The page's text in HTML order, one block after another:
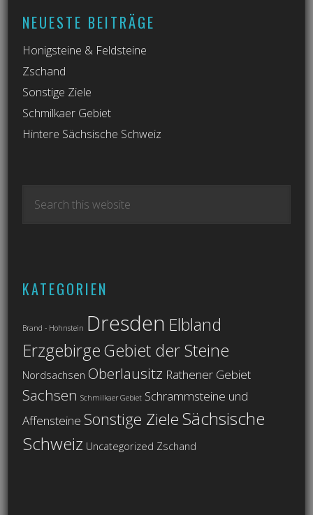
NEUESTE BEITRÄGE
Honigsteine & Feldsteine
Zschand
Sonstige Ziele
Schmilkaer Gebiet
Hintere Sächsische Schweiz
KATEGORIEN
Brand - Hohnstein Dresden Elbland
ErzgebirgeGebiet der Steine
Nordsachsen Oberlausitz Rathener Gebiet
Sachsen Schmilkaer Gebiet Schrammsteine und
Affensteine Sonstige ZieleSächsische
Schweiz Uncategorized Zschand